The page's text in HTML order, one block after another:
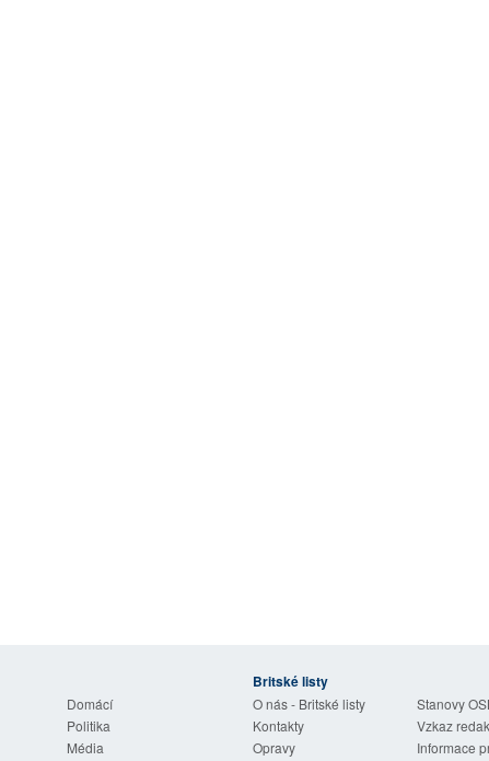
Domácí
Politika
Média
Britské listy
O nás - Britské listy
Stanovy
Kontakty
Vzkaz
Opravy
Informace